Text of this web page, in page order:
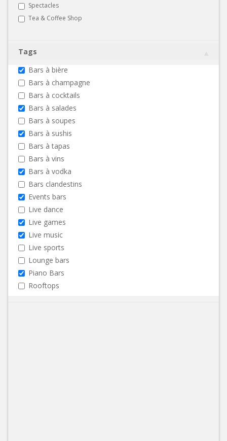
Spectacles
Tea & Coffee Shop
Tags
Bars à bière
Bars à champagne
Bars à cocktails
Bars à salades
Bars à soupes
Bars à sushis
Bars à tapas
Bars à vins
Bars à vodka
Bars clandestins
Events bars
Live dance
Live games
Live music
Live sports
Lounge bars
Piano Bars
Rooftops